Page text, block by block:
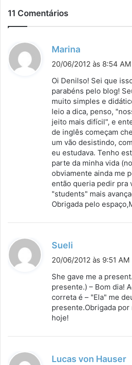
11 Comentários
Marina
i
s
e
:
20/06/2012 às 8:54 AM
Oi Denilso! Sei que
parabéns pelo blog!
muito simples e
leio a dica, penso,
jeito mais difícil", e
de inglês começam
um vão desistindo,
eu estudava. Tenho
parte da minha vida
obviamente ainda me
então queria pedir pra
"students" mais
Obrigada pelo
Sueli
i
s
e
:
20/06/2012 às 9:51 AM
She gave me a
presente.) – Bom dia!
correta é – "Ela" me
presente.Obrigada por
hoje!
Lucas von Hauser